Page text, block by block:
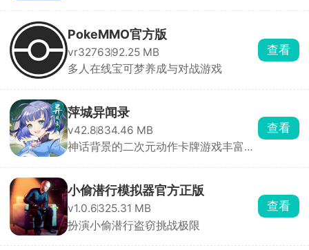
PokeMMO官方版
vr3276392.25 MB
多人在线宝可梦养成与对战游戏
查看
萍城异闻录
v42.8834.46 MB
神话背景的二次元动作卡牌游戏丰富
查看
小偷潜行模拟器官方正版
v1.0.6325.31 MB
扮演小偷潜行盗窃挑战极限
查看